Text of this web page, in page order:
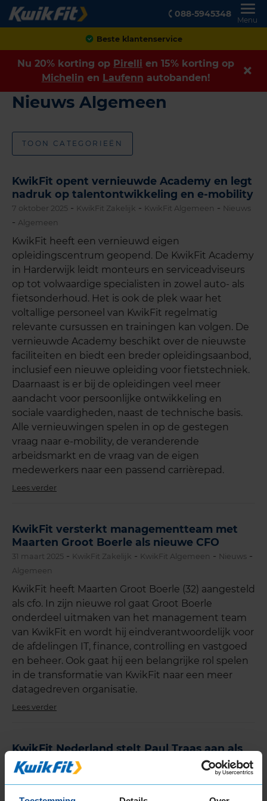
088-5945348
Menu
Beste klantenservice
Nu 20% korting op Pirelli en 15% korting op
Michelin en Laufenn autobanden!
Nieuws Algemeen
TOON CATEGORIEËN
KwikFit opent vernieuwde Academy en legt
nadruk op talentontwikkeling en e-mobility
7 oktober 2025 - KwikFit Zakelijk - KwikFit Algemeen - Nieuws
- Algemeen
KwikFit heeft een vernieuwd eigen
opleidingscentrum geopend. De KwikFit Academy
in Harderwijk leidt monteurs en serviceadviseurs
op tot volwaardige specialisten in zowel auto- als
fietsonderhoud. Het is ook de plek waar het
voltallige personeel van KwikFit regelmatig
relevante cursussen en trainingen kan volgen. De
vernieuwde Academy beschikt over de nieuwste
faciliteiten en biedt een breder opleidingsaanbod,
inclusief een nieuwe opleiding voor fietstechniek.
Daarnaast is er bij de opleidingen veel meer
aandacht voor persoonlijke ontwikkeling en
sociale vaardigheden, naast de technische basis.
Alle vernieuwingen spelen in op de gestegen
vraag naar e-mobility, de veranderende
arbeidsmarkt en de vraag van de eigen
medewerkers naar een passend carrièrepad.
Lees verder
KwikFit versterkt managementteam met
Maarten Groot Boerle als nieuwe CFO
31 maart 2025 - KwikFit Zakelijk - KwikFit Algemeen - Nieuws -
Algemeen
KwikFit heeft Maarten Groot Boerle (32) aangesteld
als cfo. In zijn nieuwe rol gaat Groot Boerle
onderdeel uitmaken van het management team
van KwikFit en wordt hij eindverantwoordelijk voor
de afdelingen IT, finance, controlling en vastgoed
en beheer. Ook gaat hij een belangrijke rol spelen
in de transformatie van KwikFit naar een meer
datagedreven organisatie.
Lees verder
KwikFit Nederland stelt Paul Traas aan als
nieuwe CEO
2 januari 2025-KwikFit Zakelijk -Nieuws-